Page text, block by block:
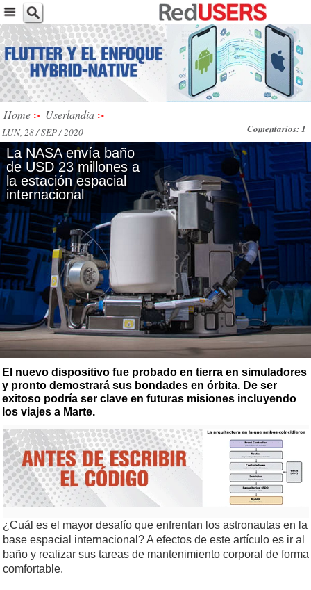
Home > Userlandia >
Comentarios: 1
LUN, 28 / SEP / 2020
La NASA envía baño
de USD 23 millones a
la estación espacial
internacional
El nuevo dispositivo fue probado en tierra en simuladores
y pronto demostrará sus bondades en órbita. De ser
exitoso podría ser clave en futuras misiones incluyendo
los viajes a Marte.
¿Cuál es el mayor desafío que enfrentan los astronautas en la
base espacial internacional? A efectos de este artículo es ir al
baño y realizar sus tareas de mantenimiento corporal de forma
comfortable.